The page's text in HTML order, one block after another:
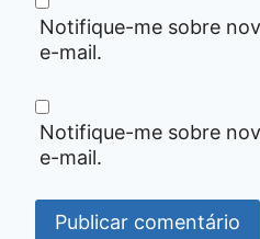
Notifique-me sobre
e-mail.
Notifique-me sobre
e-mail.